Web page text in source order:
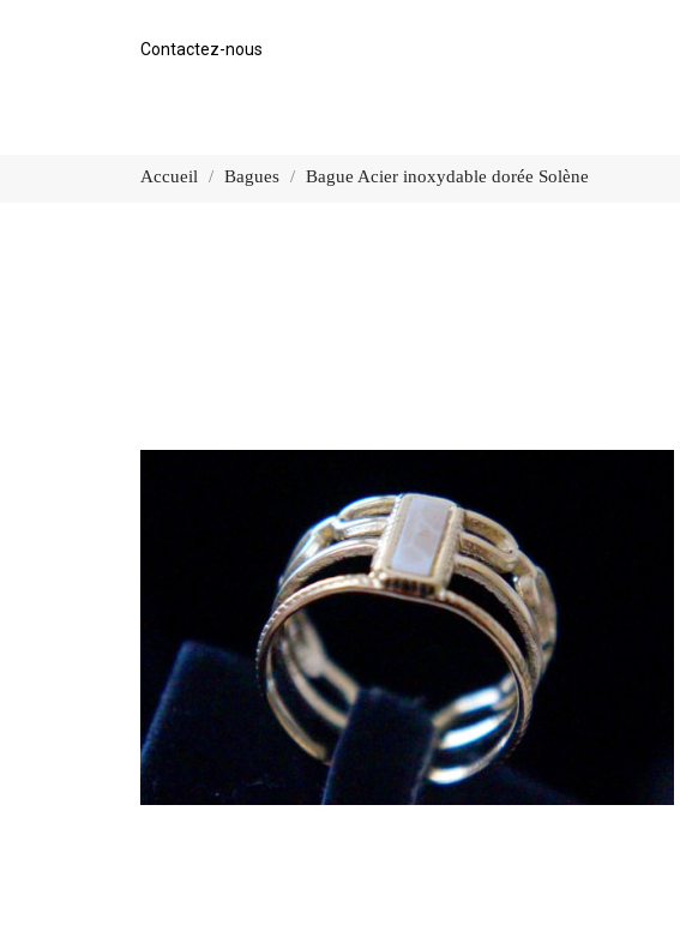
Contactez-nous
Accueil Bagues Bague Acier inoxydable dorée Solène